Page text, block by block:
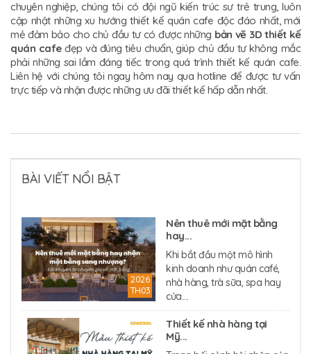
chuyên nghiệp, chúng tôi có đội ngũ kiến trúc sư trẻ trung, luôn
cập nhật những xu hướng thiết kế quán cafe độc đáo nhất, mới
mẻ đảm bảo cho chủ đầu tư có được những bản vẽ 3D thiết kế
quán cafeđẹp và đúng tiêu chuẩn, giúp chủ đầu tư không mắc
phải những sai lầm đáng tiếc trong quá trình thiết kế quán cafe.
Liên hệ với chúng tôi ngay hôm nay qua hotline để được tư vấn
trực tiếp và nhận được những ưu đãi thiết kế hấp dẫn nhất.
BÀI VIẾT NỔI BẬT
2026
TH03
Nên thuê mới mặt bằng
hay...
Khi bắt đầu một mô hình
kinh doanh như quán café,
nhà hàng, trà sữa, spa hay
cửa....
Thiết kế nhà hàng tại
Mỹ...